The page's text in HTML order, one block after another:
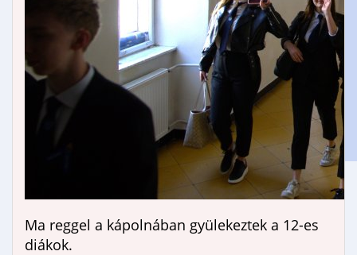
és Óvoda
Mosonmagyaróvári Piarista
Rendház
Zsidanits István Alapítvány
Gimnáziumi jelentkezés
Ma reggel a kápolnában gyülekeztek a 12-es
diákok.